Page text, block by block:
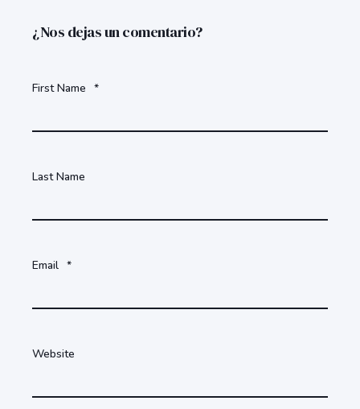
¿Nos dejas un comentario?
First Name *
Last Name
Email *
Website